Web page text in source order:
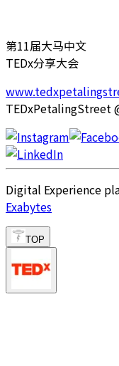
第11届大马中文
TEDx分享大会
TEDxPetalingStreet
Digital Experience
Exabytes
TOP